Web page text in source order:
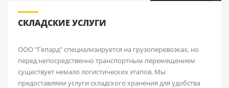
СКЛАДСКИЕ УСЛУГИ
ООО "Гепард" специализируется на грузоперевозках, но
перед непосредственно транспортным перемещением
существует немало логистических этапов. Мы
предоставляем услуги складского хранения для удобства